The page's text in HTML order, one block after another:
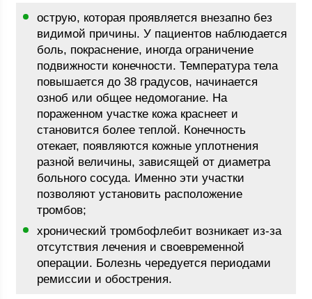
острую, которая проявляется внезапно без
видимой причины. У пациентов наблюдается
боль, покраснение, иногда ограничение
подвижности конечности. Температура тела
повышается до 38 градусов, начинается
озноб или общее недомогание. На
пораженном участке кожа краснеет и
становится более теплой. Конечность
отекает, появляются кожные уплотнения
разной величины, зависящей от диаметра
больного сосуда. Именно эти участки
позволяют установить расположение
тромбов;
хронический тромбофлебит возникает из-за
отсутствия лечения и своевременной
операции. Болезнь чередуется периодами
ремиссии и обострения.